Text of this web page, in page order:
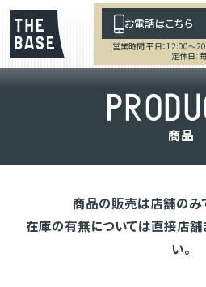
お電話はこちら
営業時間 平日：12:00～
定休日：
PRODU
商品
商品の販売は店舗のみ
在庫の有無については直接店舗
い。